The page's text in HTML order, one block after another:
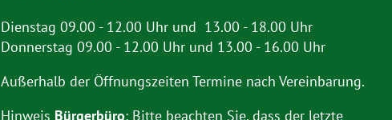
Dienstag 09.00 - 12.00 Uhr und 13.00 - 18.00 Uhr
Donnerstag 09.00 - 12.00 Uhr und 13.00 - 16.00 Uhr
Außerhalb der Öffnungszeiten Termine nach Vereinbarung.
Hinweis Bürgerbüro: Bitte beachten Sie, dass der letzte